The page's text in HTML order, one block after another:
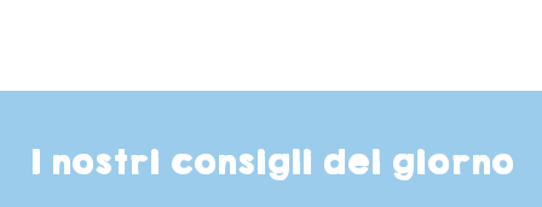
I nostri consigli del giorno